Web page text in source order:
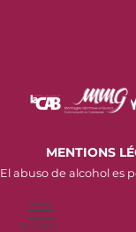
MENÚ
MENTIONS
El abuso de alcohol es